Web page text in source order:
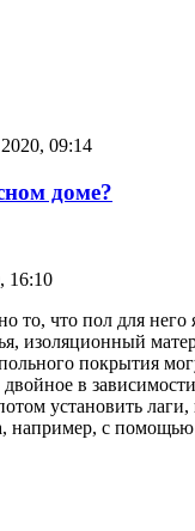
09:14
доме?
16:10
то, что пол для
изоляционный
покрытия
в
установить
например, с